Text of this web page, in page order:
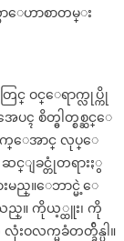
စာေဟာစာတမ္း
ြင္ ဝင္ေရာက္လုပ္ကို
ၚ စိတ္ဓါတ္စစ္ဆင္ေ
ာက္ေအာင္ လုပ္ေ
င္ျခင္တုံတရားႏွ
မည္။ေဘာင္မဲ့ေ
ါသည္။ ကိုယ့္ထူး၊ ကို
းဝလက္မခံတတ္ခ်ိန္ပါ။